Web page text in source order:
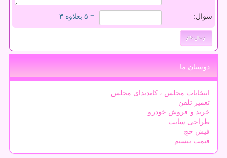
سوال: = ۵ بعلاوه ۳
دوستان ما
انتخابات مجلس ، کاندیدای مجلس
تعمیر تلفن
خرید و فروش خودرو
طراحی سایت
فیش حج
قیمت بیسیم